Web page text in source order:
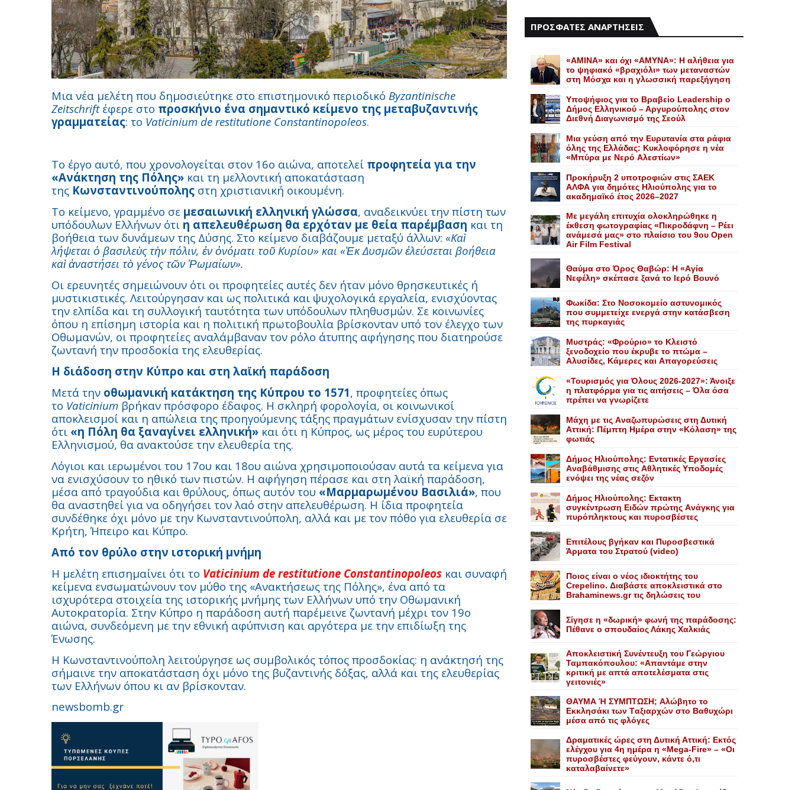
Μια νέα μελέτη που δημοσιεύτηκε στο επιστημονικό περιοδικό Byzantinische
Zeitschriftέφερε στο προσκήνιο ένα σημαντικό κείμενο της μεταβυζαντινής
γραμματείας: το Vaticinium de restitutione Constantinopoleos.
Το έργο αυτό, που χρονολογείται στον 16ο αιώνα, αποτελεί προφητεία για την
«Ανάκτηση της Πόλης» και τη μελλοντική αποκατάσταση
της Κωνσταντινούπολης στη χριστιανική οικουμένη.
Το κείμενο, γραμμένο σε μεσαιωνική ελληνική γλώσσα, αναδεικνύει την πίστη των
υπόδουλων Ελλήνων ότι η απελευθέρωση θα ερχόταν με θεία παρέμβαση και τη
βοήθεια των δυνάμεων της Δύσης. Στο κείμενο διαβάζουμε μεταξύ άλλων: «Καὶ
λήψεται ὁ βασιλεὺς τὴν πόλιν, ἐν ὀνόματι τοῦ Κυρίου» και «Ἐκ Δυσμῶν ἐλεύσεται βοήθεια
καὶ ἀναστήσει τὸ γένος τῶν Ῥωμαίων».
Οι ερευνητές σημειώνουν ότι οι προφητείες αυτές δεν ήταν μόνο θρησκευτικές ή
μυστικιστικές. Λειτούργησαν και ως πολιτικά και ψυχολογικά εργαλεία, ενισχύοντας
την ελπίδα και τη συλλογική ταυτότητα των υπόδουλων πληθυσμών. Σε κοινωνίες
όπου η επίσημη ιστορία και η πολιτική πρωτοβουλία βρίσκονταν υπό τον έλεγχο των
Οθωμανών, οι προφητείες αναλάμβαναν τον ρόλο άτυπης αφήγησης που διατηρούσε
ζωντανή την προσδοκία της ελευθερίας.
Η διάδοση στην Κύπρο και στη λαϊκή παράδοση
Μετά την οθωμανική κατάκτηση της Κύπρου το 1571, προφητείες όπως
το Vaticinium βρήκαν πρόσφορο έδαφος. Η σκληρή φορολογία, οι κοινωνικοί
αποκλεισμοί και η απώλεια της προηγούμενης τάξης πραγμάτων ενίσχυσαν την πίστη
ότι «η Πόλη θα ξαναγίνει ελληνική» και ότι η Κύπρος, ως μέρος του ευρύτερου
Ελληνισμού, θα ανακτούσε την ελευθερία της.
Λόγιοι και ιερωμένοι του 17ου και 18ου αιώνα χρησιμοποιούσαν αυτά τα κείμενα για
να ενισχύσουν το ηθικό των πιστών. Η αφήγηση πέρασε και στη λαϊκή παράδοση,
μέσα από τραγούδια και θρύλους, όπως αυτόν του «Μαρμαρωμένου Βασιλιά», που
θα αναστηθεί για να οδηγήσει τον λαό στην απελευθέρωση. Η ίδια προφητεία
συνδέθηκε όχι μόνο με την Κωνσταντινούπολη, αλλά και με τον πόθο για ελευθερία σε
Κρήτη, Ήπειρο και Κύπρο.
Από τον θρύλο στην ιστορική μνήμη
Η μελέτη επισημαίνει ότι το Vaticinium de restitutione Constantinopoleos και συναφή
κείμενα ενσωματώνουν τον μύθο της «Ανακτήσεως της Πόλης», ένα από τα
ισχυρότερα στοιχεία της ιστορικής μνήμης των Ελλήνων υπό την Οθωμανική
Αυτοκρατορία. Στην Κύπρο η παράδοση αυτή παρέμεινε ζωντανή μέχρι τον 19ο
αιώνα, συνδεόμενη με την εθνική αφύπνιση και αργότερα με την επιδίωξη της
Ένωσης.
Η Κωνσταντινούπολη λειτούργησε ως συμβολικός τόπος προσδοκίας: η ανάκτησή της
σήμαινε την αποκατάσταση όχι μόνο της βυζαντινής δόξας, αλλά και της ελευθερίας
των Ελλήνων όπου κι αν βρίσκονταν.
newsbomb.gr
ΠΡΟΣΦΑΤΕΣ ΑΝΑΡΤΗΣΕΙΣ
«AMINA» και όχι «ΑΜΥΝΑ»: Η αλήθεια για
το ψηφιακό «βραχιόλι» των μεταναστών
στη Μόσχα και η γλωσσική παρεξήγηση
Yποψήφιος για το Bραβείο Leadership ο
Δήμος Ελληνικού – Αργυρούπολης στον
Διεθνή Διαγωνισμό της Σεούλ
Mια γεύση από την Eυρυτανία στα ράφια
όλης της Ελλάδας: Κυκλοφόρησε η νέα
«Μπύρα με Nερό Aλεστίων»
Προκήρυξη 2 υποτροφιών στις ΣΑΕΚ
ΑΛΦΑ για δημότες Ηλιούπολης για το
ακαδημαϊκό έτος 2026–2027
Με μεγάλη επιτυχία ολοκληρώθηκε η
έκθεση φωτογραφίας «Πικροδάφνη – Ρέει
ανάμεσά μας» στο πλαίσιο του 9ου Open
Air Film Festival
Θαύμα στο Όρος Θαβώρ: H «Aγία
Nεφέλη» σκέπασε ξανά το Iερό Bουνό
Φωκίδα: Στο Νοσοκομείο αστυνομικός
που συμμετείχε ενεργά στην κατάσβεση
της πυρκαγιάς
Mυστράς: «Φρούριο» το Kλειστό
ξενοδοχείο που έκρυβε το πτώμα –
Aλυσίδες, Kάμερες και Aπαγορεύσεις
«Τουρισμός για Όλους 2026-2027»: Άνοιξε
η πλατφόρμα για τις αιτήσεις – Όλα όσα
πρέπει να γνωρίζετε
Mάχη με τις Aναζωπυρώσεις στη Δυτική
Aττική: Πέμπτη Hμέρα στην «Kόλαση» της
φωτιάς
Δήμος Ηλιούπολης: Eντατικές Eργασίες
Aναβάθμισης στις Aθλητικές Yποδομές
ενόψει της νέας σεζόν
Δήμος Ηλιούπολης: Eκτακτη
συγκέντρωση Eιδών πρώτης Aνάγκης για
πυρόπληκτους και πυροσβέστες
Επιτέλους βγήκαν και Πυροσβεστικά
Άρματα του Στρατού (video)
Ποιος είναι ο νέος ιδιοκτήτης του
Crepelino. Διαβάστε αποκλειστικά στο
Brahaminews.gr τις δηλώσεις του
Σίγησε η «δωρική» φωνή της παράδοσης:
Πέθανε o σπουδαίος Λάκης Xαλκιάς
Αποκλειστική Συνέντευξη του Γεώργιου
Ταμπακόπουλου: «Απαντάμε στην
κριτική με απτά αποτελέσματα στις
γειτονιές»
ΘΑΥΜΑ Ή ΣΥΜΠΤΩΣΗ; Aλώβητο το
Eκκλησάκι των Tαξιαρχών στο Bαθυχώρι
μέσα από τις φλόγες
Δραματικές ώρες στη Δυτική Αττική: Εκτός
ελέγχου για 4η ημέρα η «Mega-Fire» – «Οι
πυροσβέστες φεύγουν, κάντε ό,τι
καταλαβαίνετε»